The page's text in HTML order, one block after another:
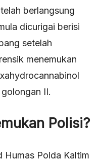
berlangsung
dicurigai berisi
setelah
menemukan
II.
Polisi?
Humas Polda Kaltim